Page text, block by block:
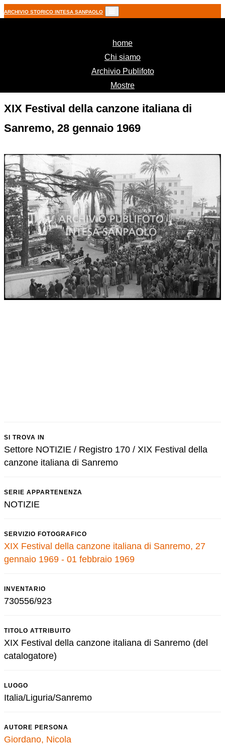
ARCHIVIO STORICO INTESA SANPAOLO
home(current)
Chi siamo
Archivio Publifoto
Mostre
XIX Festival della canzone italiana di
Sanremo, 28 gennaio 1969
SI TROVA IN
Settore NOTIZIE / Registro 170 / XIX Festival della
canzone italiana di Sanremo
SERIE APPARTENENZA
NOTIZIE
SERVIZIO FOTOGRAFICO
XIX Festival della canzone italiana di Sanremo, 27
gennaio 1969 - 01 febbraio 1969
INVENTARIO
730556/923
TITOLO ATTRIBUITO
XIX Festival della canzone italiana di Sanremo (del
catalogatore)
LUOGO
Italia/Liguria/Sanremo
AUTORE PERSONA
Giordano, Nicola